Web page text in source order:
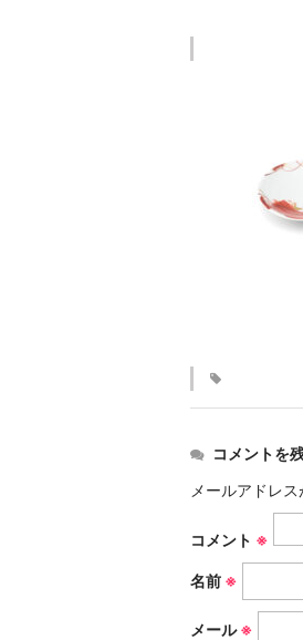
コメントを
メールアドレ
コメント ※
名前 ※
メール※